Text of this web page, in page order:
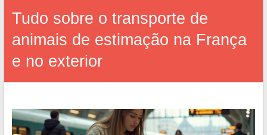
Tudo sobre o transporte de
animais de estimação na França
e no exterior